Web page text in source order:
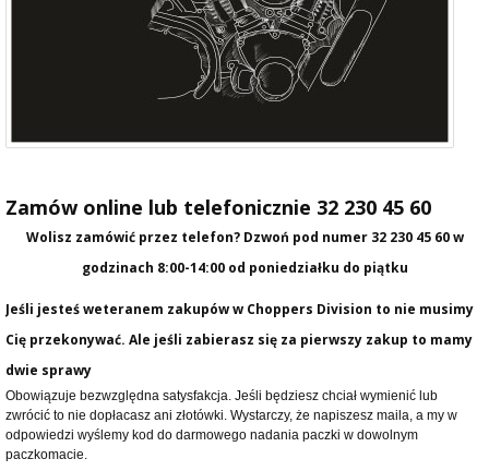
Zamów online lub telefonicznie 32 230 45 60
Wolisz zamówić przez telefon? Dzwoń pod numer 32 230 45 60w
godzinach 8:00-14:00 od poniedziałku do piątku
Jeśli jesteś weteranem zakupów w Choppers Division to nie musimy
Cię przekonywać. Ale jeśli zabierasz się za pierwszy zakup to mamy
dwie sprawy
Obowiązuje bezwzględna satysfakcja. Jeśli będziesz chciał wymienić lub
zwrócić to nie dopłacasz ani złotówki. Wystarczy, że napiszesz maila, a my w
odpowiedzi wyślemy kod do darmowego nadania paczki w dowolnym
paczkomacie.